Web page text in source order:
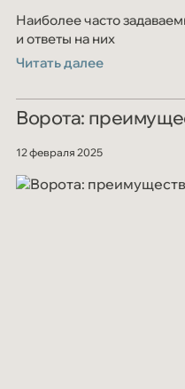
Наиболее часто
и ответы на них
Читать далее
Ворота:
12 февраля 2025